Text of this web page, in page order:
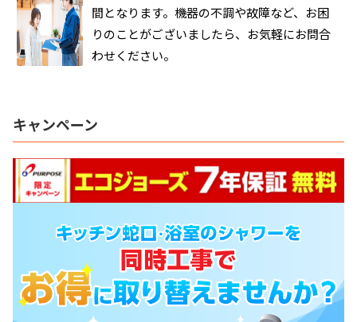
間となります。機器の不調や故障など、お困
りのことがございましたら、お気軽にお問合
わせください。
キャンペーン